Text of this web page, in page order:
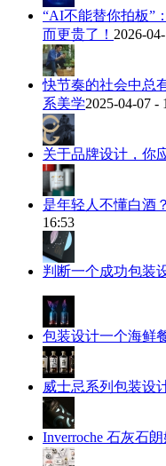
“AI不能替你拍板”
而更贵了！ 2026-
快节奏的社会中总
系美学2025-04-07 -
关于品牌设计，你
是年轻人不懂白酒
16:53
判断一个成功包装
包装设计一个海鲜
威士忌系列包装设
Inverroche 石灰石